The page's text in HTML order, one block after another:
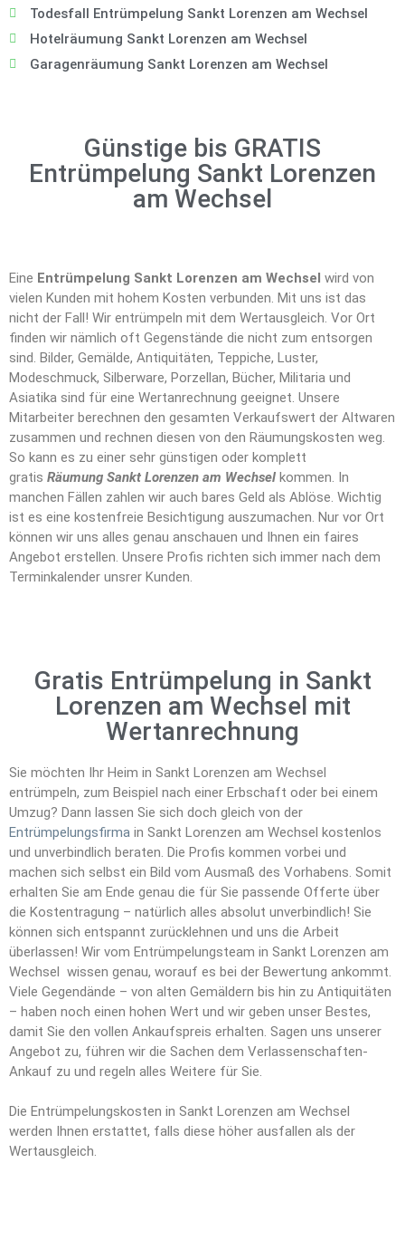
Todesfall Entrümpelung Sankt Lorenzen am Wechsel
Hotelräumung Sankt Lorenzen am Wechsel
Garagenräumung Sankt Lorenzen am Wechsel
Günstige bis GRATIS
Entrümpelung Sankt Lorenzen
am Wechsel
Eine Entrümpelung Sankt Lorenzen am Wechsel wird von
vielen Kunden mit hohem Kosten verbunden. Mit uns ist das
nicht der Fall! Wir entrümpeln mit dem Wertausgleich. Vor Ort
finden wir nämlich oft Gegenstände die nicht zum entsorgen
sind. Bilder, Gemälde, Antiquitäten, Teppiche, Luster,
Modeschmuck, Silberware, Porzellan, Bücher, Militaria und
Asiatika sind für eine Wertanrechnung geeignet. Unsere
Mitarbeiter berechnen den gesamten Verkaufswert der Altwaren
zusammen und rechnen diesen von den Räumungskosten weg.
So kann es zu einer sehr günstigen oder komplett
gratis Räumung Sankt Lorenzen am Wechsel kommen. In
manchen Fällen zahlen wir auch bares Geld als Ablöse. Wichtig
ist es eine kostenfreie Besichtigung auszumachen. Nur vor Ort
können wir uns alles genau anschauen und Ihnen ein faires
Angebot erstellen. Unsere Profis richten sich immer nach dem
Terminkalender unsrer Kunden.
Gratis Entrümpelung in Sankt
Lorenzen am Wechsel mit
Wertanrechnung
Sie möchten Ihr Heim in Sankt Lorenzen am Wechsel
entrümpeln, zum Beispiel nach einer Erbschaft oder bei einem
Umzug? Dann lassen Sie sich doch gleich von der
Entrümpelungsfirma in Sankt Lorenzen am Wechsel kostenlos
und unverbindlich beraten. Die Profis kommen vorbei und
machen sich selbst ein Bild vom Ausmaß des Vorhabens. Somit
erhalten Sie am Ende genau die für Sie passende Offerte über
die Kostentragung – natürlich alles absolut unverbindlich! Sie
können sich entspannt zurücklehnen und uns die Arbeit
überlassen! Wir vom Entrümpelungsteam in Sankt Lorenzen am
Wechsel wissen genau, worauf es bei der Bewertung ankommt.
Viele Gegendände – von alten Gemäldern bis hin zu Antiquitäten
– haben noch einen hohen Wert und wir geben unser Bestes,
damit Sie den vollen Ankaufspreis erhalten. Sagen uns unserer
Angebot zu, führen wir die Sachen dem Verlassenschaften-
Ankauf zu und regeln alles Weitere für Sie.
Die Entrümpelungskosten in Sankt Lorenzen am Wechsel
werden Ihnen erstattet, falls diese höher ausfallen als der
Wertausgleich.